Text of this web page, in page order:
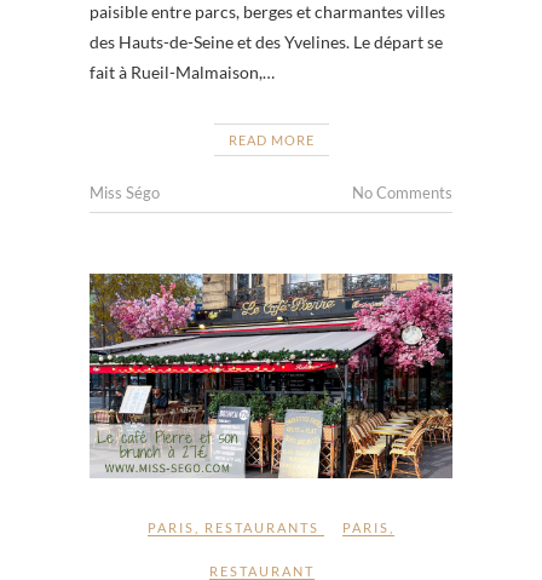
paisible entre parcs, berges et charmantes villes
des Hauts-de-Seine et des Yvelines. Le départ se
fait à Rueil-Malmaison,…
READ MORE
Miss Ségo No Comments
PARIS RESTAURANTS PARIS
RESTAURANT